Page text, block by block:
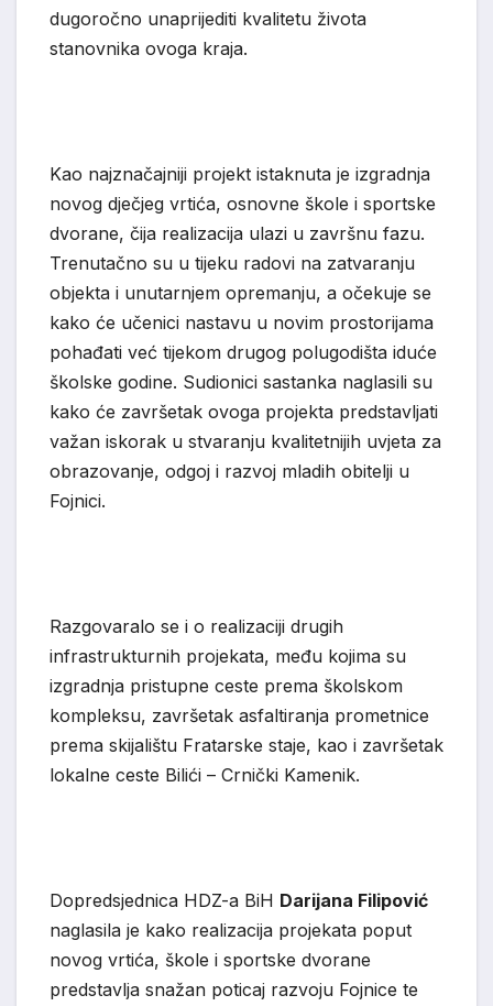
dugoročno unaprijediti kvalitetu života
stanovnika ovoga kraja.
Kao najznačajniji projekt istaknuta je izgradnja
novog dječjeg vrtića, osnovne škole i sportske
dvorane, čija realizacija ulazi u završnu fazu.
Trenutačno su u tijeku radovi na zatvaranju
objekta i unutarnjem opremanju, a očekuje se
kako će učenici nastavu u novim prostorijama
pohađati već tijekom drugog polugodišta iduće
školske godine. Sudionici sastanka naglasili su
kako će završetak ovoga projekta predstavljati
važan iskorak u stvaranju kvalitetnijih uvjeta za
obrazovanje, odgoj i razvoj mladih obitelji u
Fojnici.
Razgovaralo se i o realizaciji drugih
infrastrukturnih projekata, među kojima su
izgradnja pristupne ceste prema školskom
kompleksu, završetak asfaltiranja prometnice
prema skijalištu Fratarske staje, kao i završetak
lokalne ceste Bilići – Crnički Kamenik.
Dopredsjednica HDZ-a BiH Darijana Filipović
naglasila je kako realizacija projekata poput
novog vrtića, škole i sportske dvorane
predstavlja snažan poticaj razvoju Fojnice te